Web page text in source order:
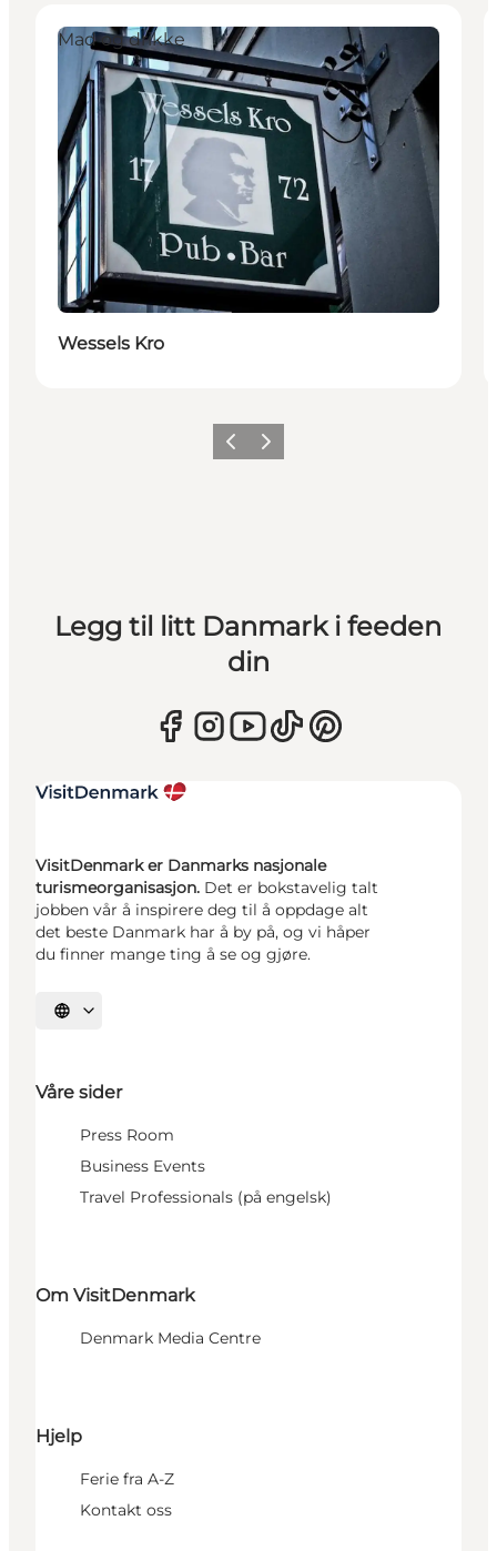
Mad og drikke
Wessels Kro
ForrigeNeste
Legg til litt Danmark i feeden
din
VisitDenmark er Danmarks nasjonale
turismeorganisasjon. Det er bokstavelig talt
jobben vår å inspirere deg til å oppdage alt
det beste Danmark har å by på, og vi håper
du finner mange ting å se og gjøre.
Velg språk
Våre sider
Press Room
Business Events
Travel Professionals (på engelsk)
Om VisitDenmark
Denmark Media Centre
Hjelp
Ferie fra A-Z
Kontakt oss